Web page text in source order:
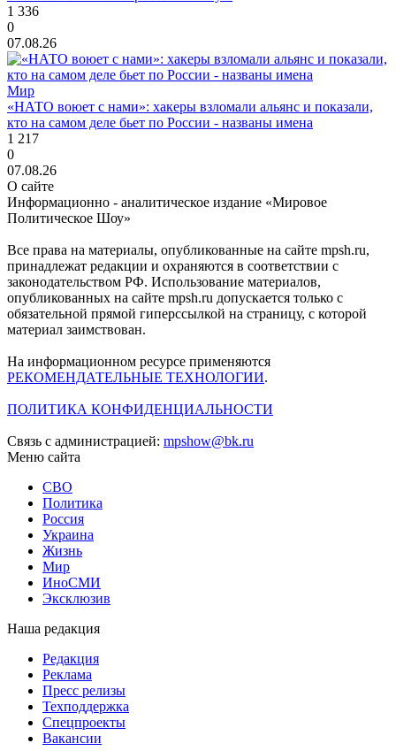
1 336
0
07.08.26
Мир
«НАТО воюет с нами»: хакеры взломали альянс и показали,
кто на самом деле бьет по России - названы имена
1 217
0
07.08.26
О сайте
Информационно - аналитическое издание «Мировое
Политическое Шоу»
Все права на материалы, опубликованные на сайте mpsh.ru,
принадлежат редакции и охраняются в соответствии с
законодательством РФ. Использование материалов,
опубликованных на сайте mpsh.ru допускается только с
обязательной прямой гиперссылкой на страницу, с которой
материал заимствован.
На информационном ресурсе применяются
РЕКОМЕНДАТЕЛЬНЫЕ ТЕХНОЛОГИИ.
ПОЛИТИКА КОНФИДЕНЦИАЛЬНОСТИ
Связь с администрацией: mpshow@bk.ru
Меню сайта
СВО
Политика
Россия
Украина
Жизнь
Мир
ИноСМИ
Эксклюзив
Наша редакция
Редакция
Реклама
Пресс релизы
Техподдержка
Спецпроекты
Вакансии